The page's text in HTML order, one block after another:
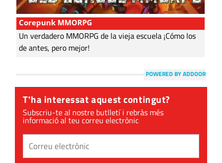
Corepunk MMORPG
Un verdadero MMORPG de la vieja escuela ¡Cómo los
de antes, pero mejor!
POWERED BY ADDOOR
T'ha interessat aquest contingut?
Subscriu-te al nostre butlletí i rebràs més
informació al teu correu electrònic